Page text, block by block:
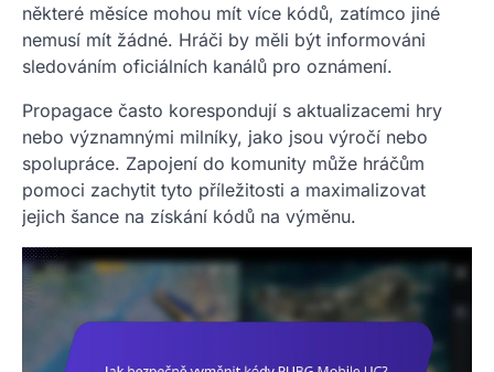
některé měsíce mohou mít více kódů, zatímco jiné
nemusí mít žádné. Hráči by měli být informováni
sledováním oficiálních kanálů pro oznámení.
Propagace často korespondují s aktualizacemi hry
nebo významnými milníky, jako jsou výročí nebo
spolupráce. Zapojení do komunity může hráčům
pomoci zachytit tyto příležitosti a maximalizovat
jejich šance na získání kódů na výměnu.